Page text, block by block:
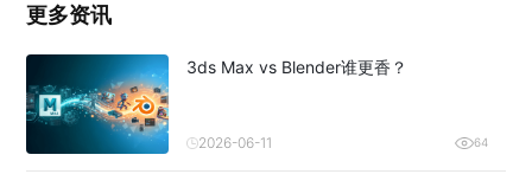
更多资讯
3ds Max vs Blender谁更香？
2026-06-11 64